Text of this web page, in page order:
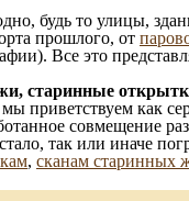
будь то улицы,
прошлого, от
Все это
старинные
приветствуем как
совмещение
так или иначе
, сканам старинных